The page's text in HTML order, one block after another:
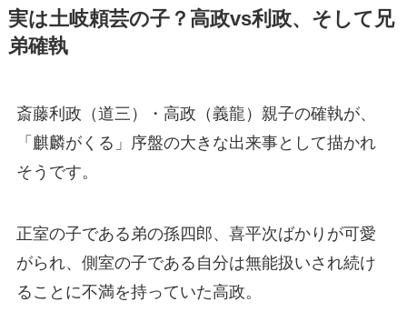
実は土岐頼芸の子？ 高政vs利政、そして兄
弟確執
斎藤利政（道三）・高政（義龍）親子の確執が、
「麒麟がくる」序盤の大きな出来事として描かれ
そうです。
正室の子である弟の孫四郎、喜平次ばかりが可愛
がられ、側室の子である自分は無能扱いされ続け
ることに不満を持っていた高政。